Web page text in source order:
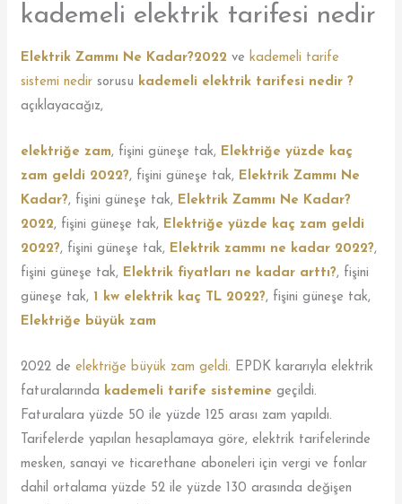
kademeli elektrik tarifesi nedir
Elektrik Zammı Ne Kadar?2022ve kademeli tarife
sistemi nedir sorusu kademeli elektrik tarifesi nedir ?
açıklayacağız,
elektriğe zam, fişini güneşe tak, Elektriğe yüzde kaç
zam geldi 2022?, fişini güneşe tak, Elektrik Zammı Ne
Kadar?, fişini güneşe tak, Elektrik Zammı Ne Kadar?
2022, fişini güneşe tak, Elektriğe yüzde kaç zam geldi
2022?, fişini güneşe tak, Elektrik zammı ne kadar 2022?,
fişini güneşe tak, Elektrik fiyatları ne kadar arttı?, fişini
güneşe tak, 1 kw elektrik kaç TL 2022?, fişini güneşe tak,
Elektriğe büyük zam
2022 deelektriğe büyük zam geldi. EPDK kararıyla elektrik
faturalarında kademeli tarife sistemine geçildi.
Faturalara yüzde 50 ile yüzde 125 arası zam yapıldı.
Tarifelerde yapılan hesaplamaya göre, elektrik tarifelerinde
mesken, sanayi ve ticarethane aboneleri için vergi ve fonlar
dahil ortalama yüzde 52 ile yüzde 130 arasında değişen